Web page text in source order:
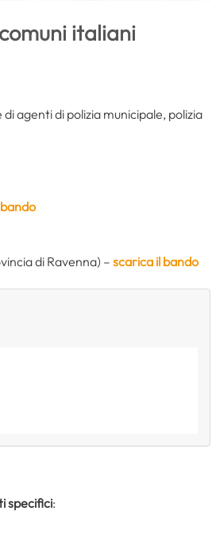
italiani
agenti di polizia municipale, polizia
di Ravenna) – scarica il bando
specifici: